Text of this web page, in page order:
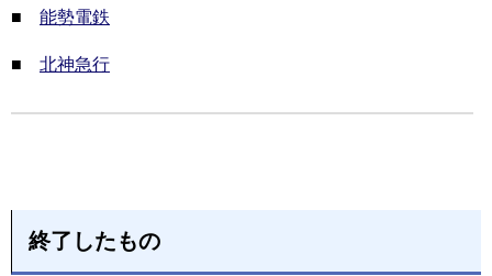
■ 能勢電鉄
■ 北神急行
終了したもの